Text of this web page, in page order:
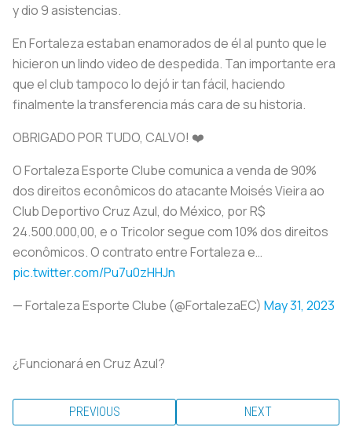
y dio 9 asistencias.
En Fortaleza estaban enamorados de él al punto que le
hicieron un lindo video de despedida. Tan importante era
que el club tampoco lo dejó ir tan fácil, haciendo
finalmente la transferencia más cara de su historia.
OBRIGADO POR TUDO, CALVO! ‍❤️
O Fortaleza Esporte Clube comunica a venda de 90%
dos direitos econômicos do atacante Moisés Vieira ao
Club Deportivo Cruz Azul, do México, por R$
24.500.000,00, e o Tricolor segue com 10% dos direitos
econômicos. O contrato entre Fortaleza e…
pic.twitter.com/Pu7u0zHHJn
— Fortaleza Esporte Clube (@FortalezaEC) May 31, 2023
¿Funcionará en Cruz Azul?
PREVIOUS NEXT